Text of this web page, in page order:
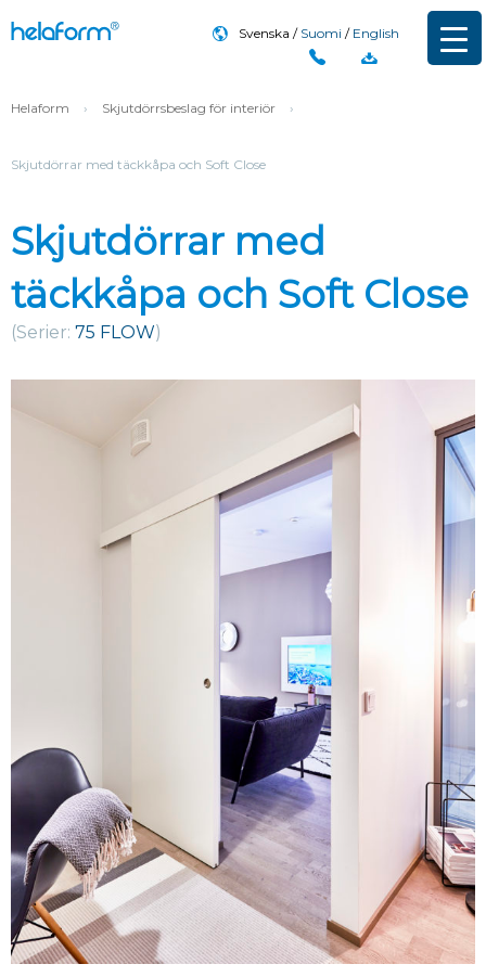
Svenska Suomi English
Helaform › Skjutdörrsbeslag för interiör ›
Skjutdörrar med täckkåpa och Soft Close
Skjutdörrar med
täckkåpa och Soft Close
(Serier: 75 FLOW)